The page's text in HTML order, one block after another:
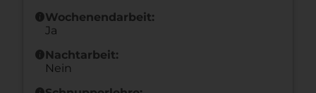
infoWochenendarbeit:
Ja
infoNachtarbeit:
Nein